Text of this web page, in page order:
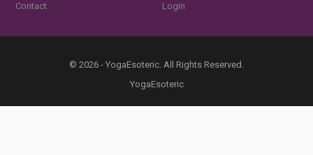
Contact
Login
© 2026 - YogaEsoteric. All Rights Reserved.
YogaEsoteric